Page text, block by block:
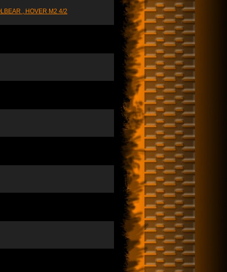
, HOVER M2 4/2